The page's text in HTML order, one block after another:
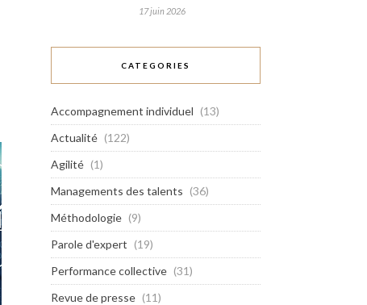
17 juin 2026
CATEGORIES
Accompagnement individuel (13)
Actualité (122)
Agilité (1)
Managements des talents (36)
Méthodologie (9)
Parole d'expert (19)
Performance collective (31)
Revue de presse (11)